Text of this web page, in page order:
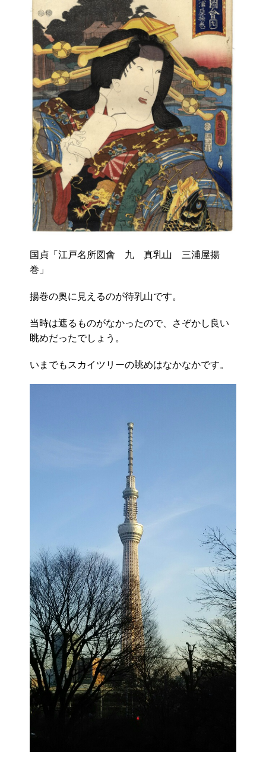
国貞「江戸名所図會 九 真乳山 三浦屋揚
巻」
揚巻の奥に見えるのが待乳山です。
当時は遮るものがなかったので、さぞかし良い
眺めだったでしょう。
いまでもスカイツリーの眺めはなかなかです。